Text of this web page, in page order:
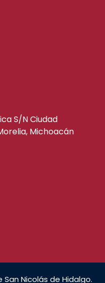
S/N Ciudad
Michoacán
Nicolás de Hidalgo.